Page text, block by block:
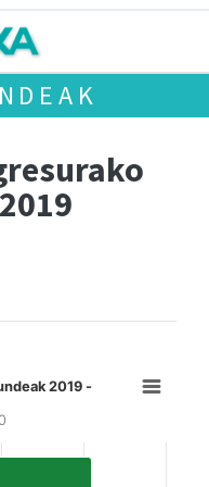
2019 -